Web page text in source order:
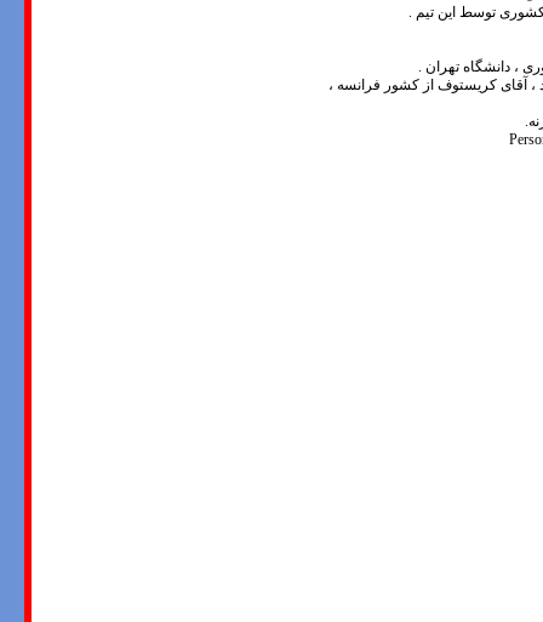
، دانشگاه تهران .
، آقای کریستوف از کشور فرانسه ،